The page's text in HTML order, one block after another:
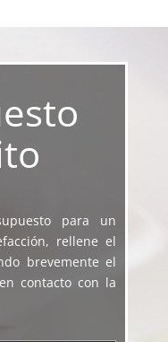
para un
rellene el
brevemente el
contacto con la